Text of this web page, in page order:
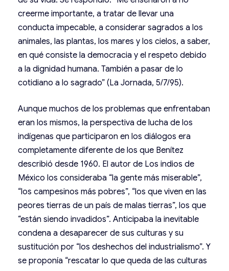
creerme importante, a tratar de llevar una
conducta impecable, a considerar sagrados a los
animales, las plantas, los mares y los cielos, a saber,
en qué consiste la democracia y el respeto debido
a la dignidad humana. También a pasar de lo
cotidiano a lo sagrado” (La Jornada, 5/7/95).
Aunque muchos de los problemas que enfrentaban
eran los mismos, la perspectiva de lucha de los
indígenas que participaron en los diálogos era
completamente diferente de los que Benítez
describió desde 1960. El autor de Los indios de
México los consideraba “la gente más miserable”,
“los campesinos más pobres”, “los que viven en las
peores tierras de un país de malas tierras”, los que
“están siendo invadidos”. Anticipaba la inevitable
condena a desaparecer de sus culturas y su
sustitución por “los deshechos del industrialismo”. Y
se proponía “rescatar lo que queda de las culturas